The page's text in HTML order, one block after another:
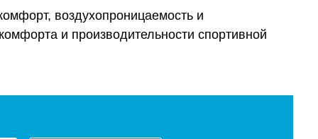
воздухопроницаемость и
и производительности спортивной